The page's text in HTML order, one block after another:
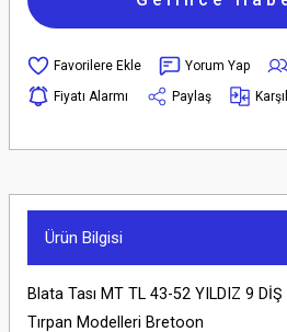
Yorum Yap
Fiyatı Alarmı
Paylaş
Ürün Bilgisi
Blata Tası MT TL 43-52 YILDIZ 9
Tırpan Modelleri Bretoon